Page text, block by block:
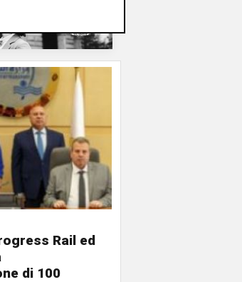
Rail ed
di 100